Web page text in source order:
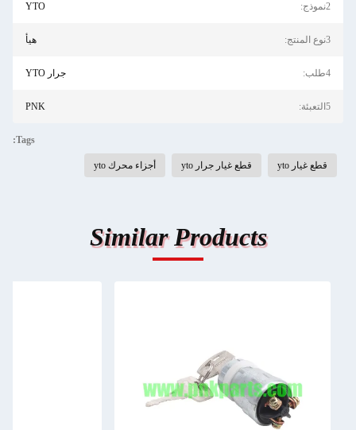
2نموذج: YTO
3نوع المنتج: هيأ
4طلب: جرار YTO
5التعبئة: PNK
Tags:
قطع غيار yto قطع غيار جرار yto أجزاء محرك yto
Similar Products